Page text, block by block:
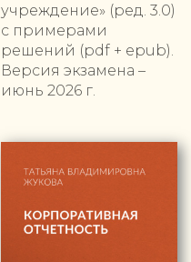
учреждение» (ред. 3.0)
с примерами
решений (pdf + epub).
Версия экзамена –
июнь 2026 г.